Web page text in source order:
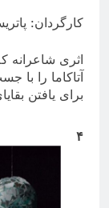
کارگردان:
اثری
آتاکاما را با
برای یافتن
۴